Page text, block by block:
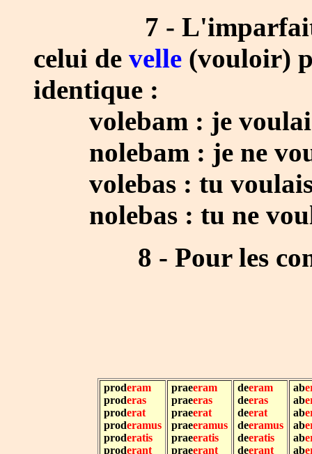
7 - L'imparfait
celui de velle (vouloir)
identique :
volebam : je
nolebam : je ne
volebas : tu
nolebas : tu ne
8 - Pour les
proderam
proderas
proderat
proderamus
proderatis
proderant
praeeram
praeeras
praeerat
praeeramus
praeeratis
praeerant
deeram
deeras
deerat
deeramus
deeratis
deerant
ab
ab
ab
ab
ab
ab